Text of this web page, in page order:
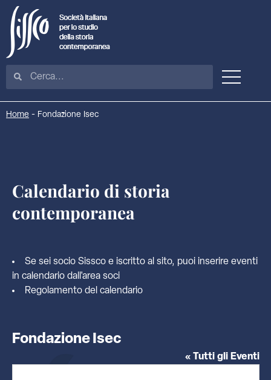
Home - Fondazione Isec
Calendario di storia
contemporanea
Se sei socio Sissco e iscritto al sito, puoi inserire eventi
in calendario dall'area soci
Regolamento del calendario
Fondazione Isec
« Tutti gli Eventi